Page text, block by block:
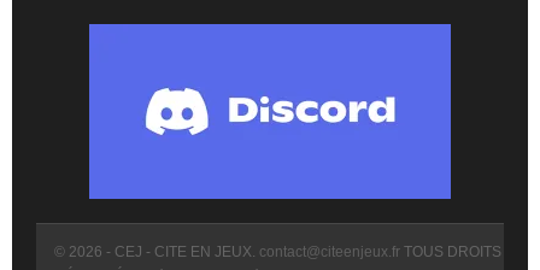
© 2026 - CEJ - CITE EN JEUX. contact@citeenjeux.fr TOUS DROITS